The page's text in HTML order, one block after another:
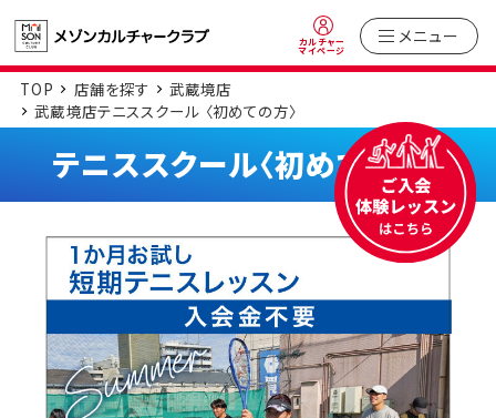
カルチャー
マイページ
メニュー
TOP 店舗を探す
武蔵境店
武蔵境店テニススクール 〈初めての方〉
テニススクール〈初めての方〉